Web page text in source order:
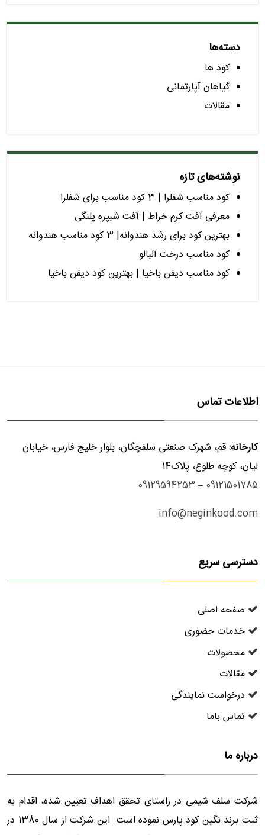
دسته‌ها
کود ها
گیاهان آپارتمانی
مقالات
نوشته‌های تازه
کود مناسب شفلرا | 3 کود مناسب برای شفلرا
معرفی آفت کرم خراط | آفت شبپره پلنگی
بهترین کود برای رشد هندوانه| 3 کود مناسب هندوانه
کود مناسب درخت آلبالو
کود مناسب دیفن باخیا | بهترین کود دیفن باخیا
اطلاعات تماس
کارخانه:قم، شهرک صنعتی سلفچگان، بلوار خلیج فارس، خیابان
لیان، کوچه طلوع، پلاک14
09121501785
–
09129594253
info@neginkood.com
دسترسی سریع
صفحه اصلی
خدمات حضوری
محصولات
مقالات
درخواست نمایندگی
تماس باما
درباره ما
شرکت سلف شیمی در راستای تحقق اهداف تعیین شده، اقدام به
ثبت برند نگین کود پارس نموده است. این شرکت از سال 1380 در